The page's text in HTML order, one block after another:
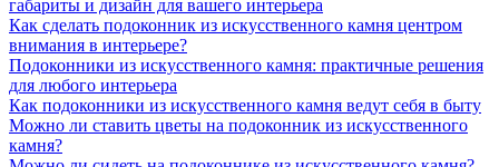
габариты и дизайн для вашего интерьера
Как сделать подоконник из искусственного камня центром
внимания в интерьере?
Подоконники из искусственного камня: практичные решения
для любого интерьера
Как подоконники из искусственного камня ведут себя в быту
Можно ли ставить цветы на подоконник из искусственного
камня?